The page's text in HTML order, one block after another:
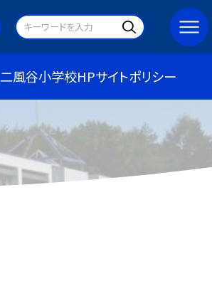
二風谷小学校HPサイトポリシー